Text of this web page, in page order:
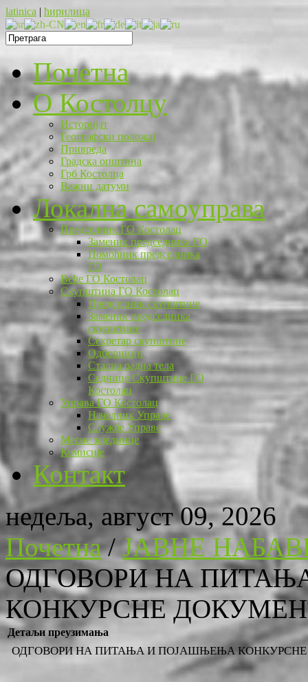
latinica | ћирилица
Почетна
O Костолцу
Историјат
Географски положај
Привреда
Градска општина
Грб Костолца
Важни датуми
Локална самоуправа
Председник ГО Костолац
Заменик председника ГО
Помоћник председника
ГО
Веће ГО Костолац
Скупштина ГО Костолац
Председник скупштине
Заменик председника
скупштине
Секретар скупштине
Одборници
Стална радна тела
Седнице Скупштине ГО
Костолац
Управа ГО Костолац
Начелник Управе
Службе Управе
Месне заједнице
Комисије
Контакт
недеља, август 09, 2026
Почетна/ЈАВНЕ
ОДГОВОРИ НА
КОНКУРСНЕ
Детаљи преузимања
ОДГОВОРИ НА ПИТАЊА И ПОЈАШЊЕЊА КОНКУРСНЕ